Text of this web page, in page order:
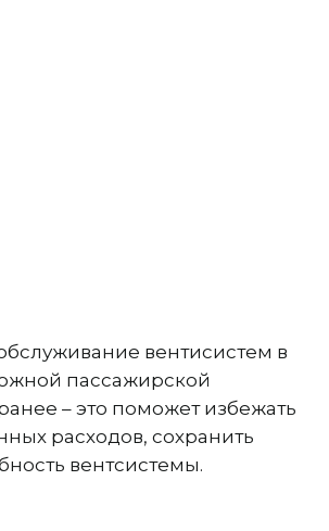
вентисистем в
пассажирской
– это поможет избежать
расходов, сохранить
вентсистемы.